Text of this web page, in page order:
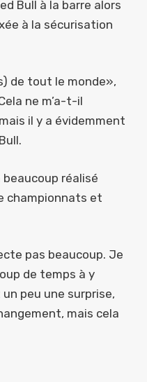
Bull à la barre alors
à la sécurisation
de tout le monde»,
ne m’a-t-il
il y a évidemment
réalisé
championnats et
pas beaucoup. Je
de temps à y
peu une surprise,
mais cela